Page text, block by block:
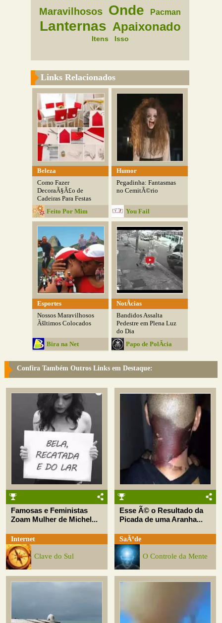
Maravilhosos Onde Pacman
Lanternas Apaixonado
Itens Isso
Links Relacionados
Beleza
Como Fazer
DecoraÃ§Ã£o de
Cadeiras Para Festas
Feito Por Mim
Humor
Pegadinha: Fantasmas
no CemitÃ©rio
You Fail
Esportes
Nossos Maravilhosos
Ãšltimos Colocados
Bira na Net
NotÃ­cias
Bandidos Assalta
Pedestre em Plena Luz
do Dia
Papo de PolÃ­cia
Confira Também Outros Links em Destaque:
Famosas e Feministas
Zoam Mulher de Michel...
Internet
Clave do Sul
Esse Ã© o Resultado da
Picada de uma Aranha...
SaÃºde
O Controle da Mente